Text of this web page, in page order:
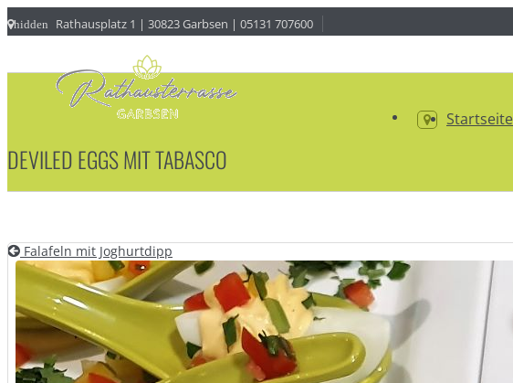
hidden Rathausplatz 1 | 30823 Garbsen | 05131 707600
Startseite
DEVILED EGGS MIT TABASCO
Falafeln mit Joghurtdipp